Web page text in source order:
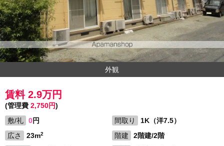
外観
賃料 2.9万円
(管理費 2,750円)
敷/礼
0円 間取り
1K（洋7.5）
広さ
23m2 階建
2階建/2階